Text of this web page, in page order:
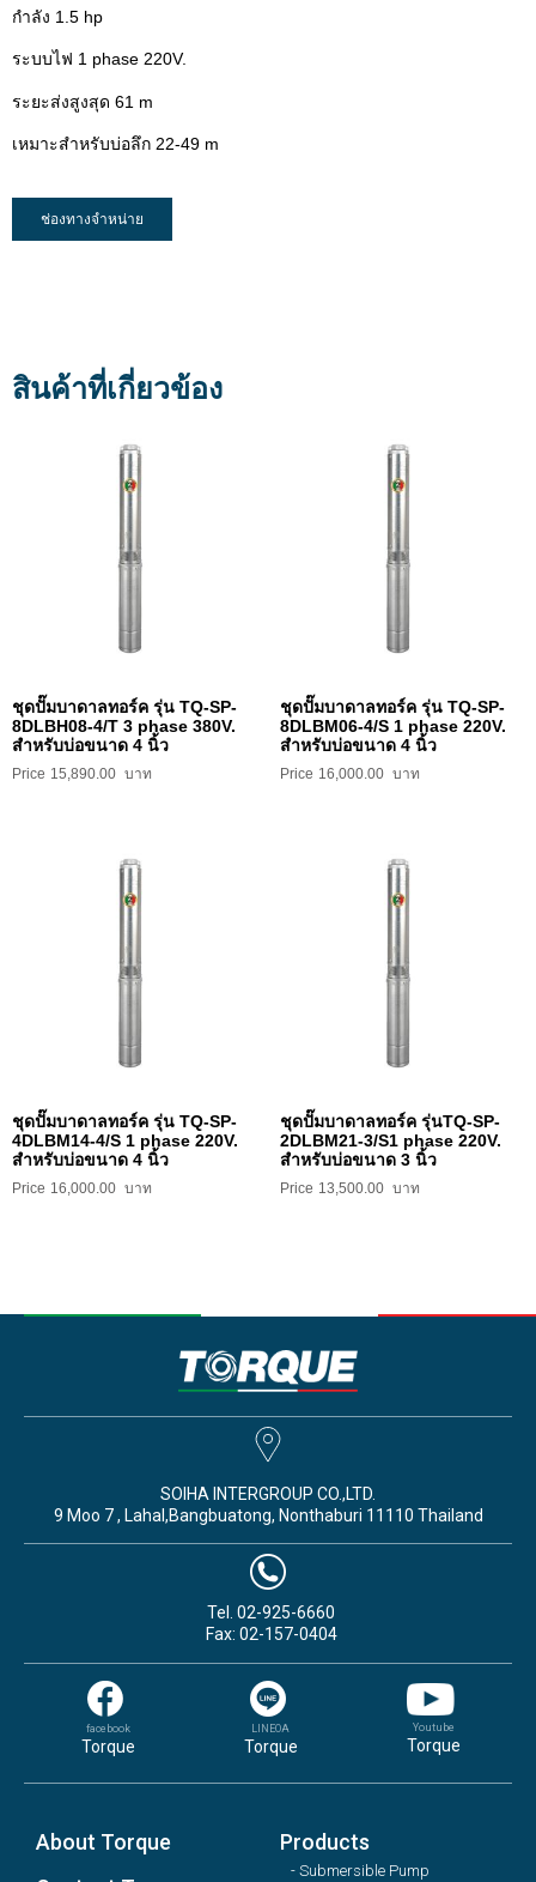
กำลัง 1.5 hp
ระบบไฟ 1 phase 220V.
ระยะส่งสูงสุด 61 m
เหมาะสำหรับบ่อลึก 22-49 m
ช่องทางจำหน่าย
สินค้าที่เกี่ยวข้อง
ชุดปั๊มบาดาลทอร์ค รุ่น TQ-SP-
8DLBH08-4/T 3 phase 380V.
สำหรับบ่อขนาด 4 นิ้ว
15,890.00
ชุดปั๊มบาดาลทอร์ค รุ่น TQ-SP-
8DLBM06-4/S 1 phase 220V.
สำหรับบ่อขนาด 4 นิ้ว
16,000.00
ชุดปั๊มบาดาลทอร์ค รุ่น TQ-SP-
4DLBM14-4/S 1 phase 220V.
สำหรับบ่อขนาด 4 นิ้ว
16,000.00
ชุดปั๊มบาดาลทอร์ค รุ่นTQ-SP-
2DLBM21-3/S1 phase 220V.
สำหรับบ่อขนาด 3 นิ้ว
13,500.00
SOIHA INTERGROUP CO.,LTD.
9 Moo 7 , Lahal,Bangbuatong, Nonthaburi 11110 Thailand
Tel. 02-925-6660
Fax: 02-157-0404
facebook
Torque
LINEOA
Torque
Youtube
Torque
About Torque
Products
- Submersible Pump